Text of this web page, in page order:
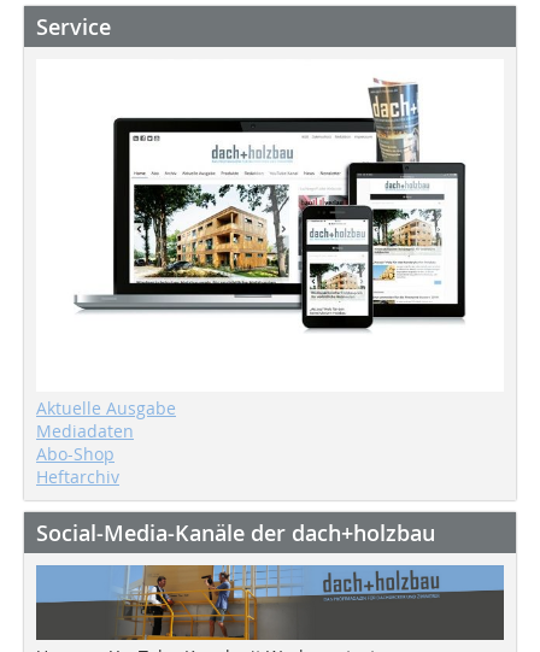
Service
Aktuelle Ausgabe
Mediadaten
Abo-Shop
Heftarchiv
Social-Media-Kanäle der dach+holzbau